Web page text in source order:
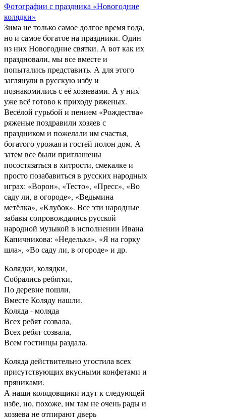
Фотографии с праздника «Новогодние
колядки»
Зима не только самое долгое время года,
но и самое богатое на праздники. Один
из них Новогодние святки. А вот как их
праздновали, мы все вместе и
попытались представить. А для этого
заглянули в русскую избу и
познакомились с её хозяевами. А у них
уже всё готово к приходу ряженых.
Весёлой гурьбой и пением «Рождества»
ряженые поздравили хозяев с
праздником и пожелали им счастья,
богатого урожая и гостей полон дом. А
затем все были приглашены
посостязаться в хитрости, смекалке и
просто позабавиться в русских народных
играх: «Ворон», «Тесто», «Пресс», «Во
саду ли, в огороде», «Ведьмина
метёлка», «Клубок». Все эти народные
забавы сопровождались русской
народной музыкой в исполнении Ивана
Капичникова: «Неделька», «Я на горку
шла», «Во саду ли, в огороде» и др.
Колядки, колядки,
Собрались ребятки,
По деревне пошли,
Вместе Коляду нашли.
Коляда - моляда
Всех ребят созвала,
Всех ребят созвала,
Всем гостинцы раздала.
Коляда действительно угостила всех
присутствующих вкусными конфетами и
пряниками.
А наши колядовщики идут к следующей
избе, но, похоже, им там не очень рады и
хозяева не отпирают дверь